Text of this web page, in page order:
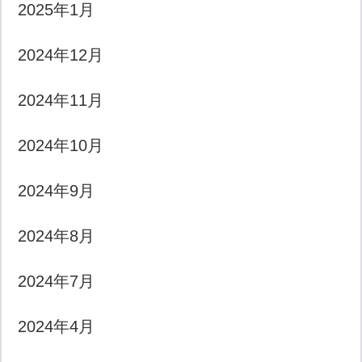
2025年1月
2024年12月
2024年11月
2024年10月
2024年9月
2024年8月
2024年7月
2024年4月